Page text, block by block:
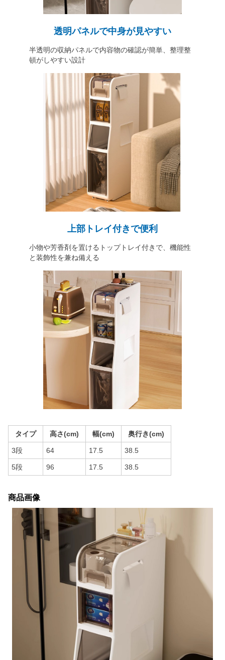
透明パネルで中身が見やすい
半透明の収納パネルで内容物の確認が簡単、整理整
頓がしやすい設計
上部トレイ付きで便利
小物や芳香剤を置けるトップトレイ付きで、機能性
と装飾性を兼ね備える
タイプ 高さ(cm) 幅(cm) 奥行き(cm)
3段 64 17.5 38.5
5段 96 17.5 38.5
商品画像